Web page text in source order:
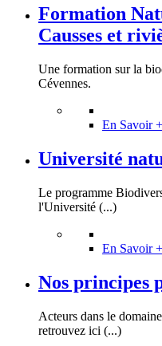
Formation
Causses et
Une formation sur la
Cévennes.
En Savoir +
Université
Le programme
l'Université (...)
En Savoir +
Nos principes
Acteurs dans le
retrouvez ici (...)